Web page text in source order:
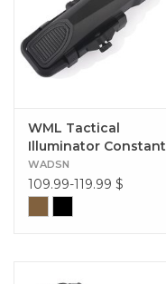
WML Tactical
Illuminator Constant
Momentary and
Strobe
WADSN
109.99-119.99 $